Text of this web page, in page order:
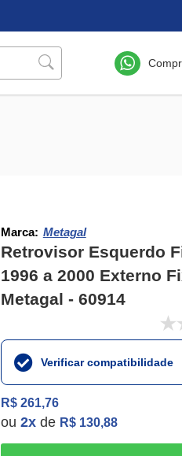
Marca: Metagal
Retrovisor Esquerdo
1996 a 2000 Externo
Metagal - 60914
Verificar compatibilidade
R$ 261,76
ou2x de R$ 130,88